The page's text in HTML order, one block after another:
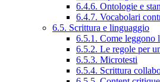
6.4.6. Ontologie e
6.4.7. Vocabolari
6.5. Scrittura e linguaggio
6.5.1. Come leggono
6.5.2. Le regole per
6.5.3. Microtesti
6.5.4. Scrittura